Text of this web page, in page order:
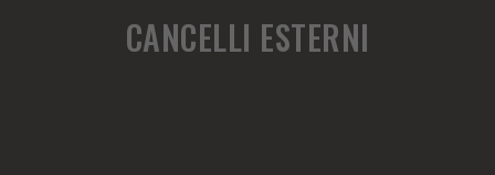
CANCELLI ESTERNI